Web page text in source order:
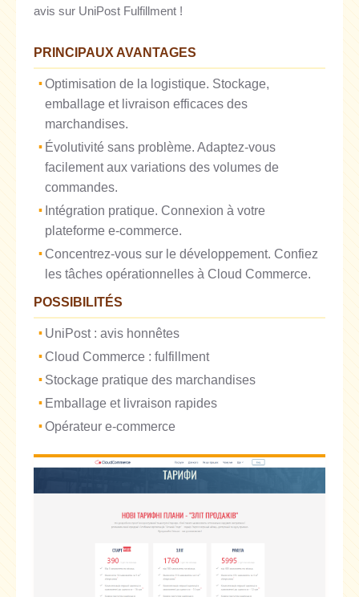
avis sur UniPost Fulfillment !
PRINCIPAUX AVANTAGES
Optimisation de la logistique. Stockage,
emballage et livraison efficaces des
marchandises.
Évolutivité sans problème. Adaptez-vous
facilement aux variations des volumes de
commandes.
Intégration pratique. Connexion à votre
plateforme e-commerce.
Concentrez-vous sur le développement. Confiez
les tâches opérationnelles à Cloud Commerce.
POSSIBILITÉS
UniPost : avis honnêtes
Cloud Commerce : fulfillment
Stockage pratique des marchandises
Emballage et livraison rapides
Opérateur e-commerce